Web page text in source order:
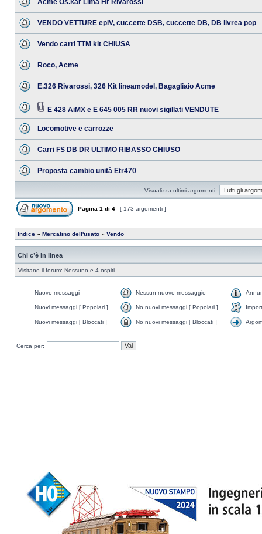
Acme Os.kar Lima Hr Rivarossi
VENDO VETTURE epIV, cuccette DSB, cuccette DB, DB livrea pop
Vendo carri TTM kit CHIUSA
Roco, Acme
E.326 Rivarossi, 326 Kit lineamodel, Bagagliaio Acme
E 428 AiMX e E 645 005 RR nuovi sigillati VENDUTE
Locomotive e carrozze
Carri FS DB DR ULTIMO RIBASSO CHIUSO
Proposta cambio unità Etr470
Visualizza ultimi argomenti:
Pagina 1 di 4 [ 173 argomenti ]
Indice » Mercatino dell'usato » Vendo
Chi c’è in linea
Visitano il forum: Nessuno e 4 ospiti
Nuovo messaggi Nessun nuovo messaggio
Nuovi messaggi [ Popolari ] No nuovi messaggi [ Popolari ]
Nuovi messaggi [ Bloccati ] No nuovi messaggi [ Bloccati ]
Cerca per: